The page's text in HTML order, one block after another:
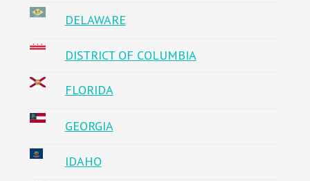
DELAWARE
DISTRICT OF COLUMBIA
FLORIDA
GEORGIA
IDAHO